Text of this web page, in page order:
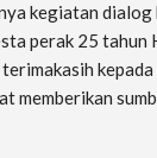
kegiatan dialog
perak 25 tahun
memberikan